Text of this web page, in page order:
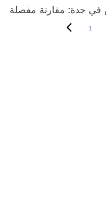
جدة: مقارنة مفصلة
1